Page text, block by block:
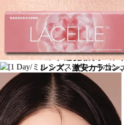
レンズ、激安カラコン
[Gray] グレー [Gray]
[1 Day/ミルミナス グ
箱30枚)、乱視用カラ
視用カラコン、激安
コン、遠視用カラコン
レンズ、激安カラコン
ク [Black]
ブラック
[1 Day/ミルミナス グ
箱30枚)、乱視用カラ
視用カラコン、激安乱
コン、遠視用カラコン